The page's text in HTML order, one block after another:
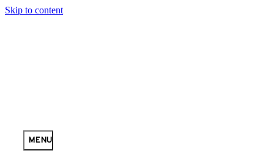
Skip to content
MENU